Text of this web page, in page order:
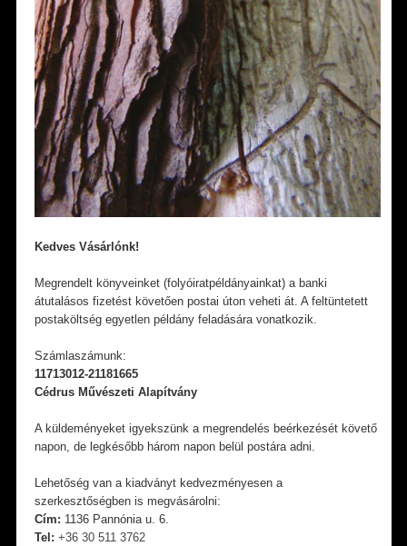
Kedves Vásárlónk!
Megrendelt könyveinket (folyóiratpéldányainkat) a banki
átutalásos fizetést követően postai úton veheti át. A feltüntetett
postaköltség egyetlen példány feladására vonatkozik.
Számlaszámunk:
11713012-21181665
Cédrus Művészeti Alapítvány
A küldeményeket igyekszünk a megrendelés beérkezését követő
napon, de legkésőbb három napon belül postára adni.
Lehetőség van a kiadványt kedvezményesen a
szerkesztőségben is megvásárolni:
Cím: 1136 Pannónia u. 6.
Tel: +36 30 511 3762